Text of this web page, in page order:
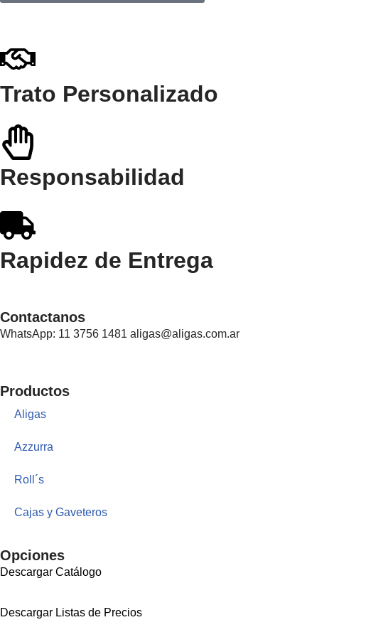
Trato Personalizado
Responsabilidad
Rapidez de Entrega
Contactanos
WhatsApp: 11 3756 1481 aligas@aligas.com.ar
Productos
Aligas
Azzurra
Roll´s
Cajas y Gaveteros
Opciones
Descargar Catálogo
Descargar Listas de Precios